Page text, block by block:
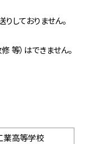
しておりません。
）はできません。
業高等学校